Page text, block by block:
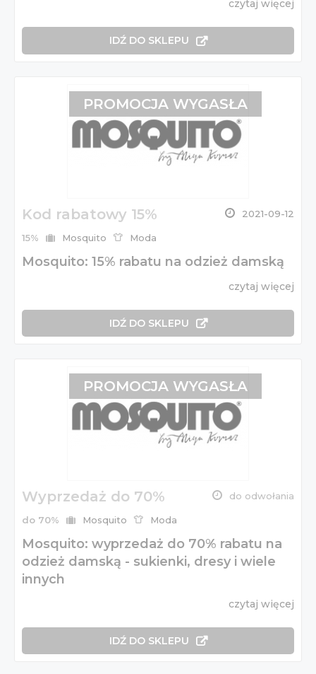
czytaj więcej
IDŹ DO SKLEPU
Kod rabatowy 15% 2021-09-12
15% Mosquito Moda
Mosquito: 15% rabatu na odzież damską
czytaj więcej
IDŹ DO SKLEPU
PROMOCJA WYGASŁA
Wyprzedaż do 70% do odwołania
do 70% Mosquito Moda
Mosquito: wyprzedaż do 70% rabatu na
odzież damską - sukienki, dresy i wiele
innych
czytaj więcej
IDŹ DO SKLEPU
PROMOCJA WYGASŁA